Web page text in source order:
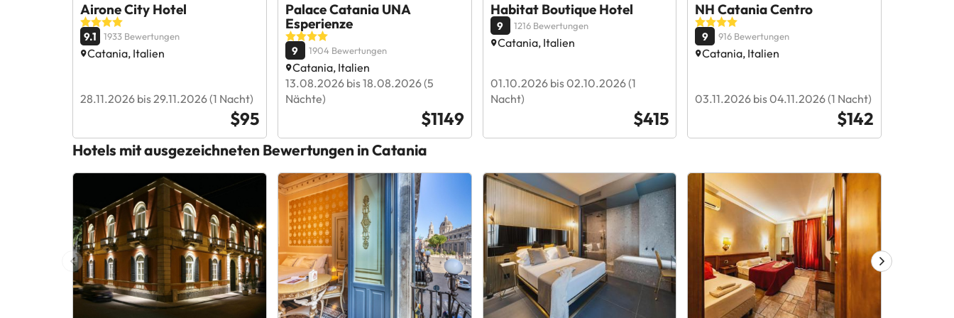
Airone City Hotel
9.1 1933 Bewertungen
Catania, Italien
28.11.2026 bis 29.11.2026 (1 Nacht)
$95
Palace Catania UNA
Esperienze
9 1904 Bewertungen
Catania, Italien
13.08.2026 bis 18.08.2026 (5
Nächte)
$1149
Habitat Boutique Hotel
9 1216 Bewertungen
Catania, Italien
01.10.2026 bis 02.10.2026 (1
Nacht)
$415
NH Catania Centro
9 916 Bewertungen
Catania, Italien
03.11.2026 bis 04.11.2026 (1 Nacht)
$142
Hotels mit ausgezeichneten Bewertungen in Catania